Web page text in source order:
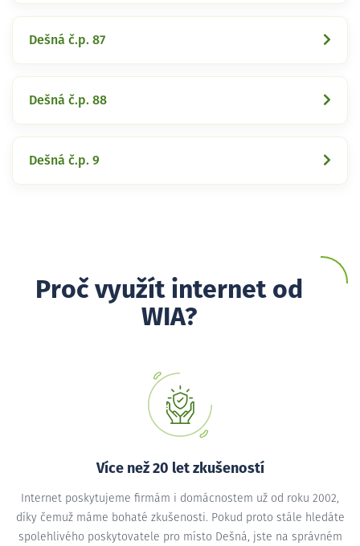
Dešná č.p. 87
Dešná č.p. 88
Dešná č.p. 9
Proč využít internet od
WIA?
Více než 20 let zkušeností
Internet poskytujeme firmám i domácnostem už od roku 2002,
díky čemuž máme bohaté zkušenosti. Pokud proto stále hledáte
spolehlivého poskytovatele pro místo Dešná, jste na správném